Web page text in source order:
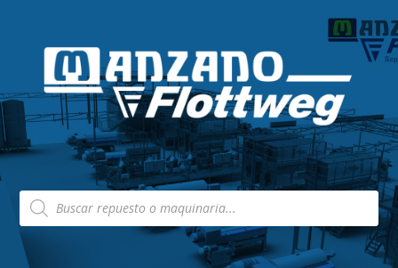
Búsqueda
de
productos